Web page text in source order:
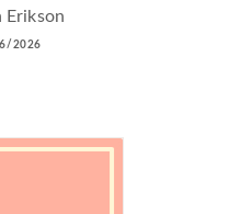
Erikson
2026